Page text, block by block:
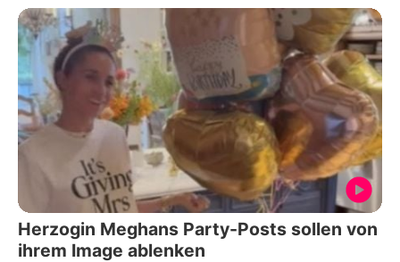
Herzogin Meghans Party-Posts sollen von
ihrem Image ablenken